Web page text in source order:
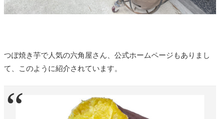
つぼ焼き芋で人気の六角屋さん、公式ホームページもありまし
て、このように紹介されています。